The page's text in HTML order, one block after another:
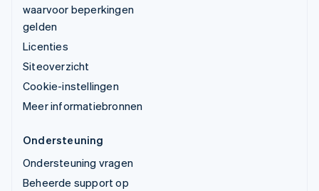
waarvoor beperkingen
gelden
Licenties
Siteoverzicht
Cookie-instellingen
Meer informatiebronnen
Ondersteuning
Ondersteuning vragen
Beheerde support op